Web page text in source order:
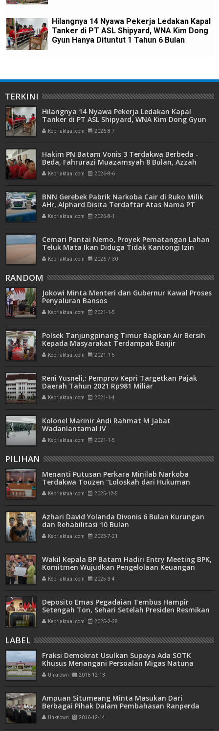
Hilangnya 14 Nyawa Pekerja Ledakan Kapal
Tanker di PT ASL Shipyard, WNA Kim Dong
Gyun Hanya Dituntut 1 Tahun 6 Bulan
TERKINI
Hilangnya 14 Nyawa Pekerja Ledakan Kapal
Tanker di PT ASL Shipyard, WNA Kim Dong Gyun
Hanya Dituntut 1 Tahun 6 Bulan
Kepriaktual.com 2026-8-7
Hakim PN Batam Vonis 3 Terdakwa Berbeda -
Beda, Fahrurazi Muazamsyah 8 Bulan, Azzah
Azzurah dan Risma Divonis 2 Tahun 6 Bulan
Kepriaktual.com 2026-8-6
BNN Gerebek Pabrik Narkoba Cair di Ruko Milik
AHr, Alphard Disita Terdaftar Atas Nama PT
Mitra Usaha Properti
Kepriaktual.com 2026-8-1
Cemari Pantai Nemo, Proyek Pematangan Lahan
Teluk Mata Ikan Diduga Tidak Kantongi Izin
Amdal
Kepriaktual.com 2026-7-30
RANDOM
Jokowi Minta Menteri dan Gubernur Kawal Proses
Penyaluran Bansos
Kepriaktual.com 2021-1-5
Polsek Tanjungpinang Timur Bagikan Air Bersih
Kepada Masyarakat Terdampak Banjir
Kepriaktual.com 2021-1-5
Reni Yusneli,: Pemprov Kepri Targetkan Pajak
Daerah Tahun 2021 Rp981 Miliar
Kepriaktual.com 2021-1-4
Kolonel Marinir Andi Rahmat M Jabat
Wadanlantamal IV
Kepriaktual.com 2021-1-5
PILIHAN
Menanti Putusan Perkara Minilab Narkoba
Terdakwa Touzen "Loloskah dari Hukuman
Seumur Hidup atau Mati"
Kepriaktual.com 2025-12-5
Azhari David Yolanda Divonis 6 Bulan Kurungan
dan Rehabilitasi 10 Bulan
Kepriaktual.com 2023-7-21
Wakil Kepala BP Batam Hadiri Entry Meeting BPK,
Komitmen Wujudkan Pengelolaan Keuangan
Transparan dan Akuntabel
Kepriaktual.com 2025-3-4
Deposito Emas Pegadaian Tembus Hampir
Setengah Ton, Sehari Setelah Presiden Resmikan
Bank Emas
Kepriaktual.com 2025-2-28
LABEL
Fraksi Demokrat Usulkan Supaya Ada SOTK
Khusus Menangani Persoalan Migas Natuna
Unknown 2016-12-13
Ampuan Situmeang Minta Masukan Dari
Berbagai Pihak Dalam Pembahasan Ranperda
Unknown 2016-12-14